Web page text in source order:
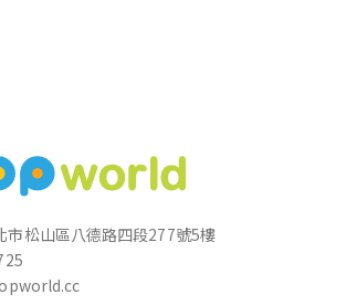
市松山區八德路四段277號5樓